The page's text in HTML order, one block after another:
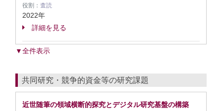
役割： 査読
2022年
詳細を見る
▼全件表示
共同研究・競争的資金等の研究課題
近世随筆の領域横断的探究とデジタル研究基盤の構築